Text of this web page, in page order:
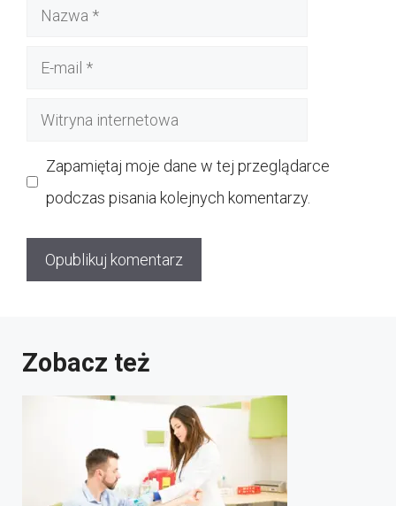
Nazwa
Witryna
Zapamiętaj moje dane w tej przeglądarce
podczas pisania kolejnych komentarzy.
Zobacz też